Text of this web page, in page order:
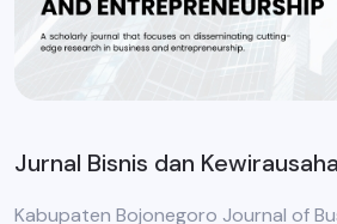
Jurnal Bisnis dan
Kabupaten Bojonegoro Journal of